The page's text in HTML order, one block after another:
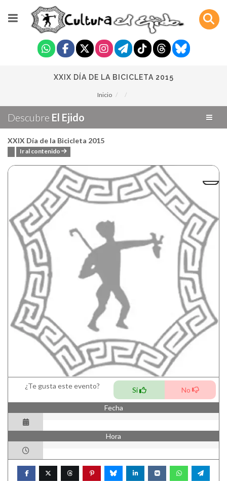
XXIX DÍA DE LA BICICLETA 2015
Inicio
Descubre El Ejido
XXIX Día de la Bicicleta 2015
Ir al contenido
¿Te gusta este evento? Si No
Fecha
Hora